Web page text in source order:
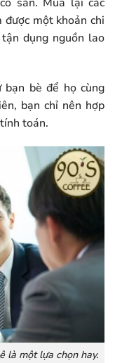
một khoản chi
dụng nguồn lao
bè để họ cùng
bạn chỉ nên hợp
toán.
là một lựa chọn hay.